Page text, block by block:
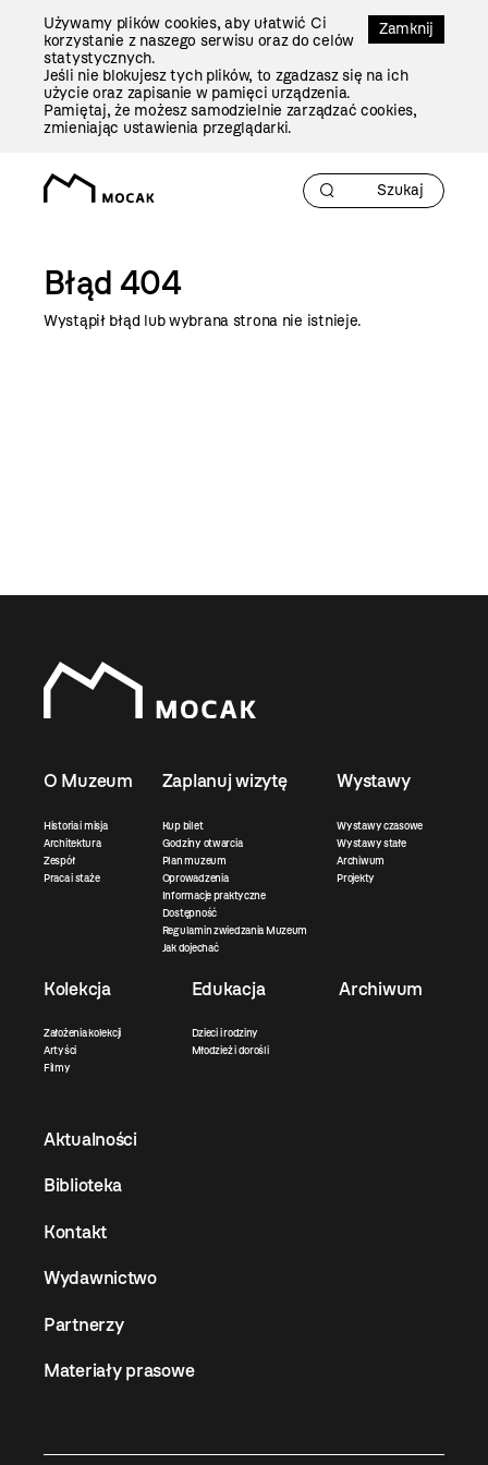
Zamknij
Używamy plików cookies, aby ułatwić Ci
korzystanie z naszego serwisu oraz do celów
statystycznych.
Jeśli nie blokujesz tych plików, to zgadzasz się na ich
użycie oraz zapisanie w pamięci urządzenia.
Pamiętaj, że możesz samodzielnie zarządzać cookies,
zmieniając ustawienia przeglądarki.
Błąd 404
Wystąpił błąd lub wybrana strona nie istnieje.
O Muzeum
Historia i misja
Architektura
Zespół
Praca i staże
Zaplanuj wizytę
Kup bilet
Godziny otwarcia
Plan muzeum
Oprowadzenia
Informacje praktyczne
Dostępność
Regulamin zwiedzania Muzeum
Jak dojechać
Wystawy
Wystawy czasowe
Wystawy stałe
Archiwum
Projekty
Kolekcja
Założenia kolekcji
Artyści
Filmy
Edukacja
Dzieci i rodziny
Młodzież i dorośli
Archiwum
Aktualności
Biblioteka
Kontakt
Wydawnictwo
Partnerzy
Materiały prasowe